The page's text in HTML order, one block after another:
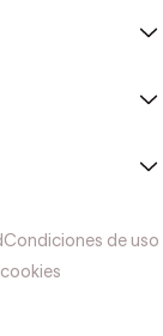
Condiciones de uso